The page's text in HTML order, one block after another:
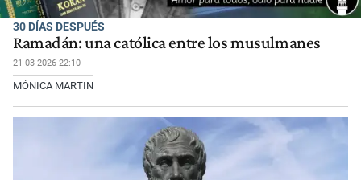
30 DÍAS DESPUÉS
Ramadán: una católica entre los musulmanes
21-03-2026 22:10
MÓNICA MARTIN